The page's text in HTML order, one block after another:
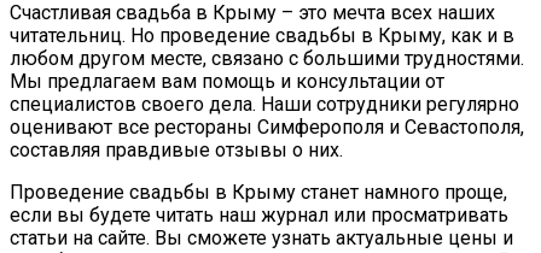
Счастливая свадьба в Крыму – это мечта всех наших
читательниц. Но проведение свадьбы в Крыму, как и в
любом другом месте, связано с большими трудностями.
Мы предлагаем вам помощь и консультации от
специалистов своего дела. Наши сотрудники регулярно
оценивают все рестораны Симферополя и Севастополя,
составляя правдивые отзывы о них.
Проведение свадьбы в Крыму станет намного проще,
если вы будете читать наш журнал или просматривать
статьи на сайте. Вы сможете узнать актуальные цены и